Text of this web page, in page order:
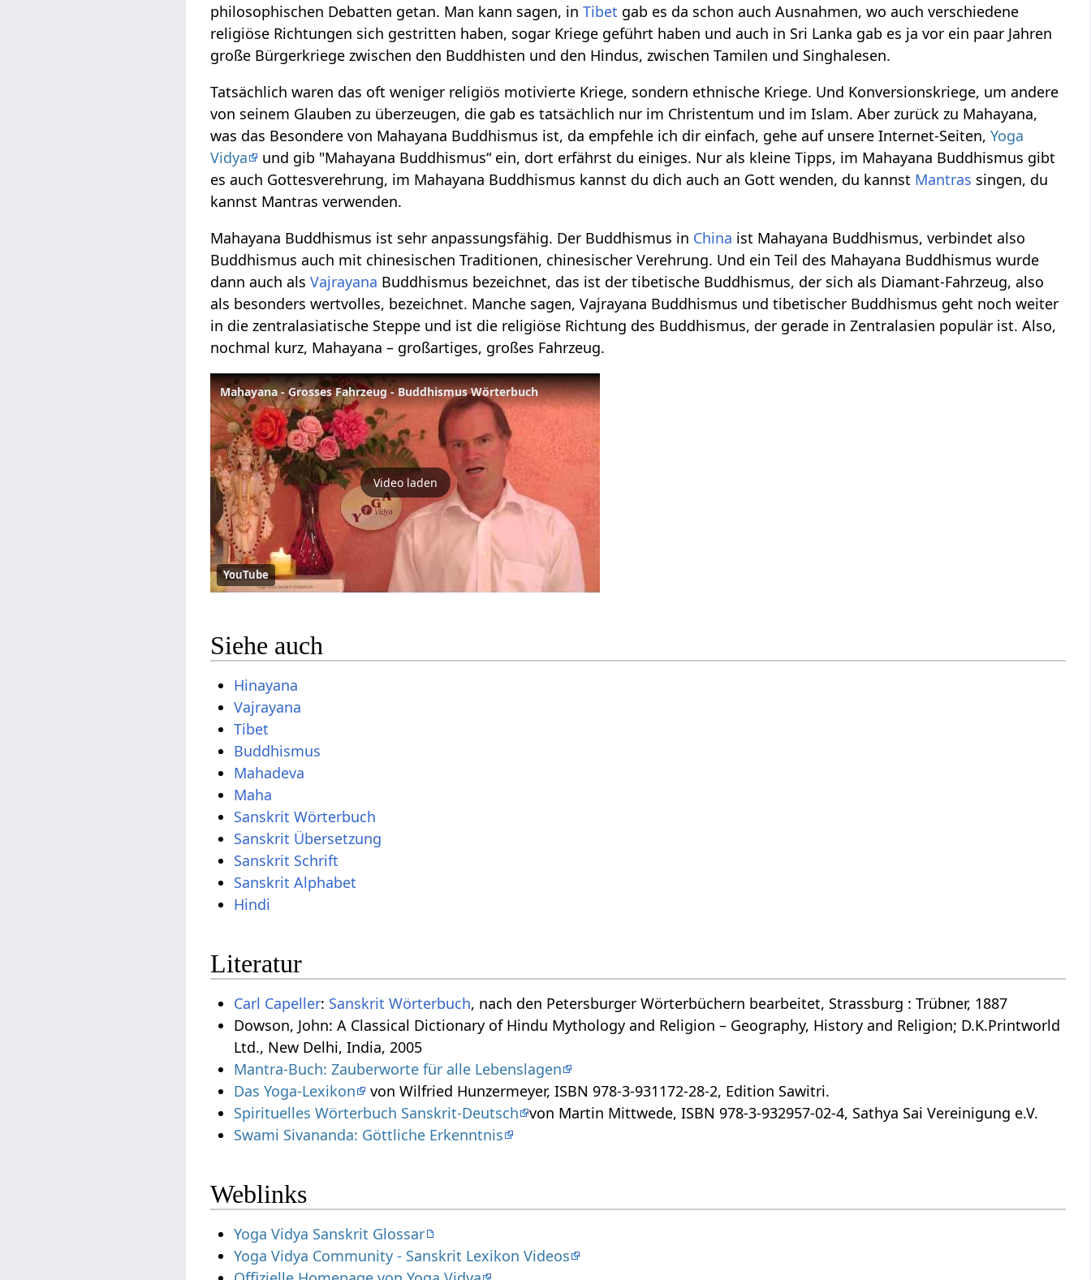
philosophischen Debatten getan. Man kann sagen, inTibet gab es da schon auch Ausnahmen, wo auch verschiedene
religiöse Richtungen sich gestritten haben, sogar Kriege geführt haben und auch in Sri Lanka gab es ja vor ein paar Jahren
große Bürgerkriege zwischen den Buddhisten und den Hindus, zwischen Tamilen und Singhalesen.
Tatsächlich waren das oft weniger religiös motivierte Kriege, sondern ethnische Kriege. Und Konversionskriege, um andere
von seinem Glauben zu überzeugen, die gab es tatsächlich nur im Christentum und im Islam. Aber zurück zu Mahayana,
was das Besondere von Mahayana Buddhismus ist, da empfehle ich dir einfach, gehe auf unsere Internet-Seiten,Yoga
Vidya
und gib "Mahayana Buddhismus“ ein, dort erfährst du einiges. Nur als kleine Tipps, im Mahayana Buddhismus gibt
es auch Gottesverehrung, im Mahayana Buddhismus kannst du dich auch an Gott wenden, du kannst Mantras singen, du
kannst Mantras verwenden.
Mahayana Buddhismus ist sehr anpassungsfähig. Der Buddhismus in China ist Mahayana Buddhismus, verbindet also
Buddhismus auch mit chinesischen Traditionen, chinesischer Verehrung. Und ein Teil des Mahayana Buddhismus wurde
dann auch alsVajrayana Buddhismus bezeichnet, das ist der tibetische Buddhismus, der sich als Diamant-Fahrzeug, also
als besonders wertvolles, bezeichnet. Manche sagen, Vajrayana Buddhismus und tibetischer Buddhismus geht noch weiter
in die zentralasiatische Steppe und ist die religiöse Richtung des Buddhismus, der gerade in Zentralasien populär ist. Also,
nochmal kurz, Mahayana – großartiges, großes Fahrzeug.
Mahayana - Grosses Fahrzeug - Buddhismus Wörterbuch
Video laden
YouTube
Siehe auch
Hinayana
Vajrayana
Tibet
Buddhismus
Mahadeva
Maha
Sanskrit Wörterbuch
Sanskrit Übersetzung
Sanskrit Schrift
Sanskrit Alphabet
Hindi
Literatur
Carl Capeller: Sanskrit Wörterbuch, nach den Petersburger Wörterbüchern bearbeitet, Strassburg : Trübner, 1887
Dowson, John: A Classical Dictionary of Hindu Mythology and Religion – Geography, History and Religion; D.K.Printworld
Ltd., New Delhi, India, 2005
Mantra-Buch: Zauberworte für alle Lebenslagen
Das Yoga-Lexikon
von Wilfried Hunzermeyer, ISBN 978-3-931172-28-2, Edition Sawitri.
Spirituelles Wörterbuch Sanskrit-Deutsch von Martin Mittwede, ISBN 978-3-932957-02-4, Sathya Sai Vereinigung e.V.
Swami Sivananda: Göttliche Erkenntnis
Weblinks
Yoga Vidya Sanskrit Glossar
Yoga Vidya Community - Sanskrit Lexikon Videos